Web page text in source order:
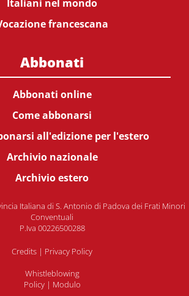
Italiani nel mondo
francescana
Abbonati
Abbonati online
Come abbonarsi
all'edizione per l'estero
Archivio nazionale
Archivio estero
Italiana di S. Antonio di Padova dei Frati Minori
Conventuali
P.Iva 00226500288
Credits | Privacy Policy
Whistleblowing
Policy| Modulo